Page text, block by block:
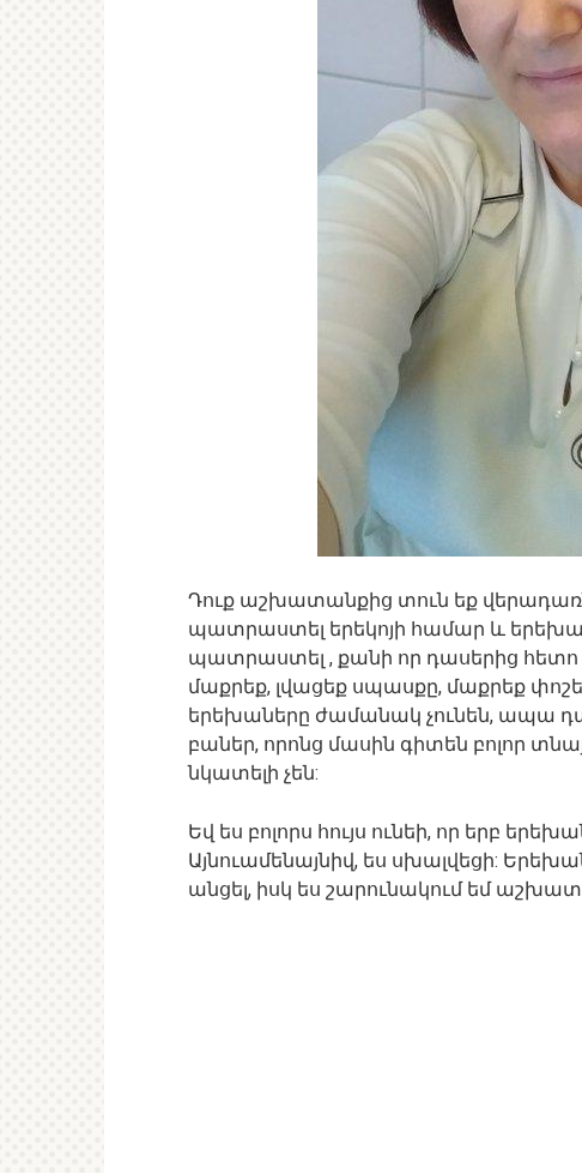
Դուք աշխատանքից տուն եք
պատրաստել երեկոյի համար և
պատրաստել , քանի որ դասերից
մաքրեք, լվացեք սպասքը, մաքրեք
երեխաները ժամանակ չունեն, ապա
բաներ, որոնց մասին գիտեն բոլոր
նկատելի չեն:
Եվ ես բոլորս հույս ունեի, որ երբ
Այնուամենայնիվ, ես սխալվեցի:
անցել, իսկ ես շարունակում եմ